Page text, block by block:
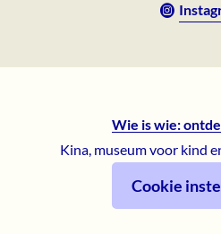
Wie is wie:
Kina, museum voor kind
Cookie